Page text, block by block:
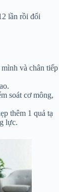
lần rồi đổi
và chân tiếp
soát cơ mông,
thêm 1 quả tạ
lực.